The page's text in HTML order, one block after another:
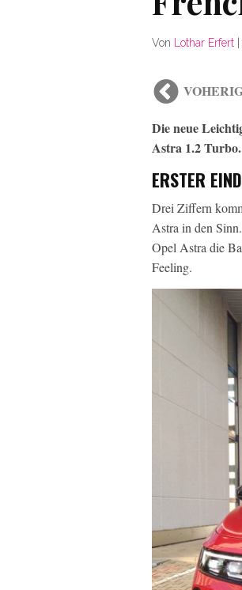
Von Lothar Erfert
Die neue
Astra 1.2 Turbo.
ERSTER
Drei Ziffern
Astra in den
Opel Astra die
Feeling.